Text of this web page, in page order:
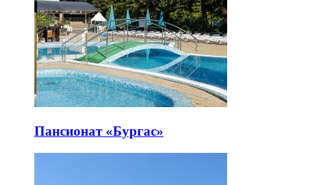
Пансионат «Бургас»